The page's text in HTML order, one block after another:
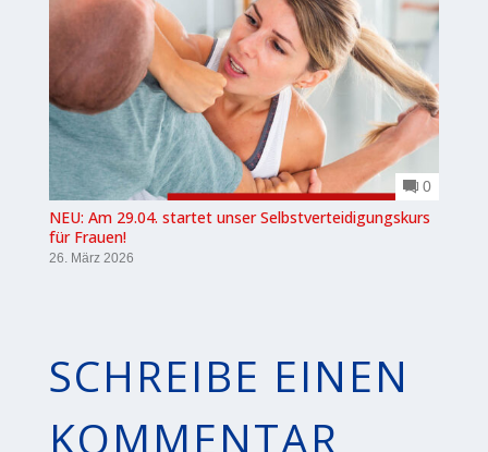
0
NEU: Am 29.04. startet unser Selbstverteidigungskurs
für Frauen!
26. März 2026
SCHREIBE EINEN
KOMMENTAR